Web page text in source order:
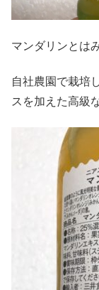
マンダリンとは
自社農園で栽培
スを加えた高級